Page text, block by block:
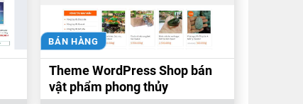
BÁN HÀNG
Theme WordPress Shop bán
vật phẩm phong thủy